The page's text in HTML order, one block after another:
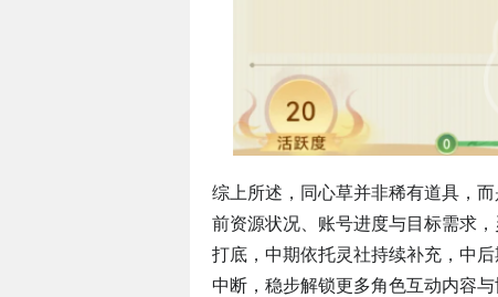
综上所述，同心草并非稀有道具，
前资源状况、账号进度与目标需求
打底，中期依托灵社持续补充，中
中断，稳步解锁更多角色互动内容与